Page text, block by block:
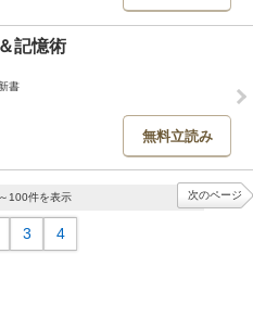
記憶術
書
無料立読み
100件を表示 次のページ
3 4